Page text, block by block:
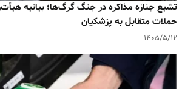
تشیع جنازه مذاکره در جنگ گرگ‌ها؛ بیانیه
حملات متقابل به پزشکیان
۱۴۰۵/۵/۱۲